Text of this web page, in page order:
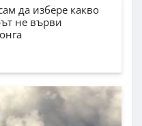
да избере какво
не върви